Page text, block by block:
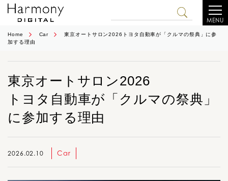
MENU
Home Car
東京オートサロン2026トヨタ自動車が「クルマの祭典」に参
加する理由
東京オートサロン2026
トヨタ自動車が「クルマの祭典」
に参加する理由
2026.02.10 Car